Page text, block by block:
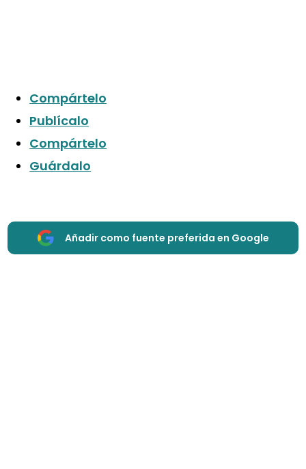
Compártelo
Publícalo
Compártelo
Guárdalo
Añadir como fuente preferida en Google